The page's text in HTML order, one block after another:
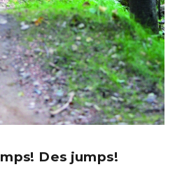
Des jumps!